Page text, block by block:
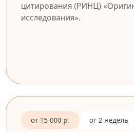
цитирования (РИНЦ)
исследования».
от 15 000 р. от 2 недель